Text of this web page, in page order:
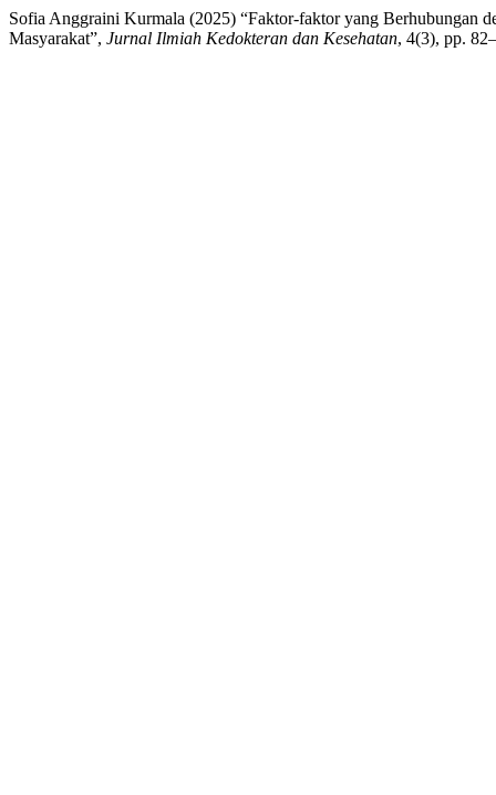
Sofia Anggraini Kurmala (2025) “Faktor-faktor yang Berhubungan
Masyarakat”, Jurnal Ilmiah Kedokteran dan Kesehatan, 4(3), pp.